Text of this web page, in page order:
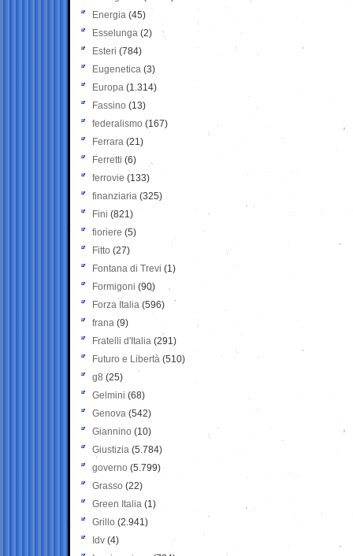
Energia (45)
Esselunga (2)
Esteri (784)
Eugenetica (3)
Europa (1.314)
Fassino (13)
federalismo (167)
Ferrara (21)
Ferretti (6)
ferrovie (133)
finanziaria (325)
Fini (821)
fioriere (5)
Fitto (27)
Fontana di Trevi (1)
Formigoni (90)
Forza Italia (596)
frana (9)
Fratelli d'Italia (291)
Futuro e Libertà (510)
g8 (25)
Gelmini (68)
Genova (542)
Giannino (10)
Giustizia (5.784)
governo (5.799)
Grasso (22)
Green Italia (1)
Grillo (2.941)
Idv (4)